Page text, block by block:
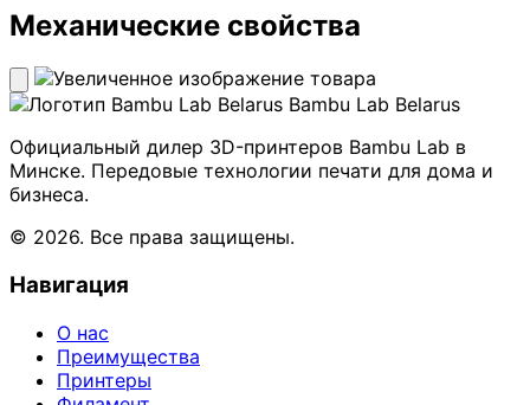
Механические свойства
Bambu Lab Belarus
Официальный дилер 3D-принтеров Bambu Lab в
Минске. Передовые технологии печати для дома и
бизнеса.
© 2026. Все права защищены.
Навигация
О нас
Преимущества
Принтеры